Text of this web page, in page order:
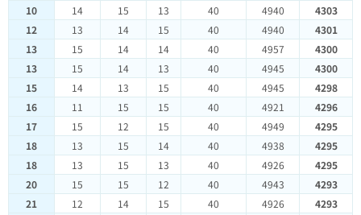
10
14 15 13 40 4940
4303
12
13 14 15 40 4940
4301
13
15 14 14 40 4957
4300
13
15 14 13 40 4945
4300
15
14 13 15 40 4945
4298
16
11 15 15 40 4921
4296
17
15 12 15 40 4949
4295
18
13 15 14 40 4938
4295
18
13 15 13 40 4926
4295
20
15 15 12 40 4943
4293
21
12 14 15 40 4926
4293